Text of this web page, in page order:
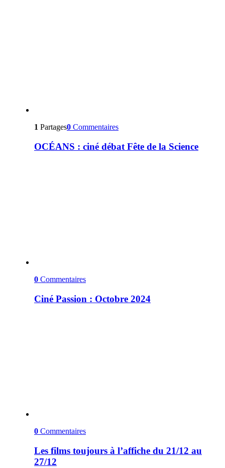
1 Partages0 Commentaires
OCÉANS : ciné débat Fête de la Science
0 Commentaires
Ciné Passion : Octobre 2024
0 Commentaires
Les films toujours à l’affiche du 21/12 au
27/12